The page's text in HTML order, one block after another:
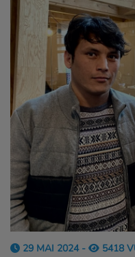
29 MAI 2024 - 5418